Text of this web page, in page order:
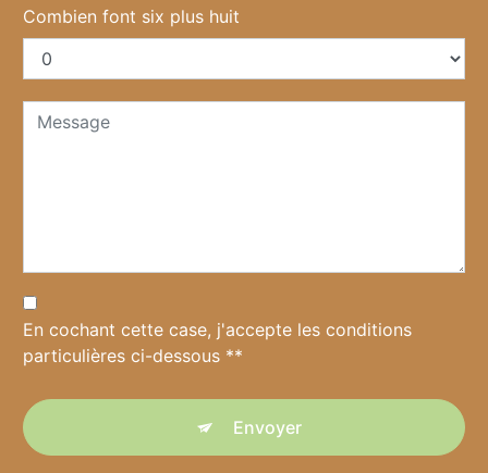
Combien font six plus huit
En cochant cette case, j'accepte les conditions
particulières ci-dessous **
Envoyer